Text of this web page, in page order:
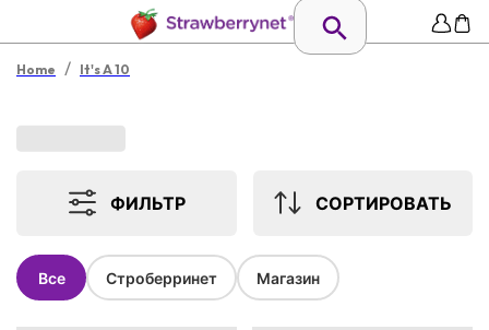
Home / It's A 10
ФИЛЬТР СОРТИРОВАТЬ
Все Строберринет Магазин